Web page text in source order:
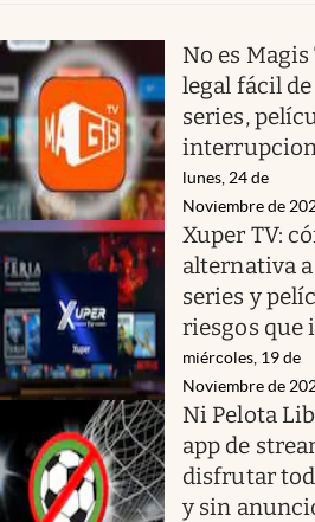
No es
legal fácil
series,
lunes, 24 de
Noviembre de
Xuper TV:
alternativa
series y
riesgos que
miércoles, 19 de
Noviembre de
Ni Pelota
app de
disfrutar
y sin